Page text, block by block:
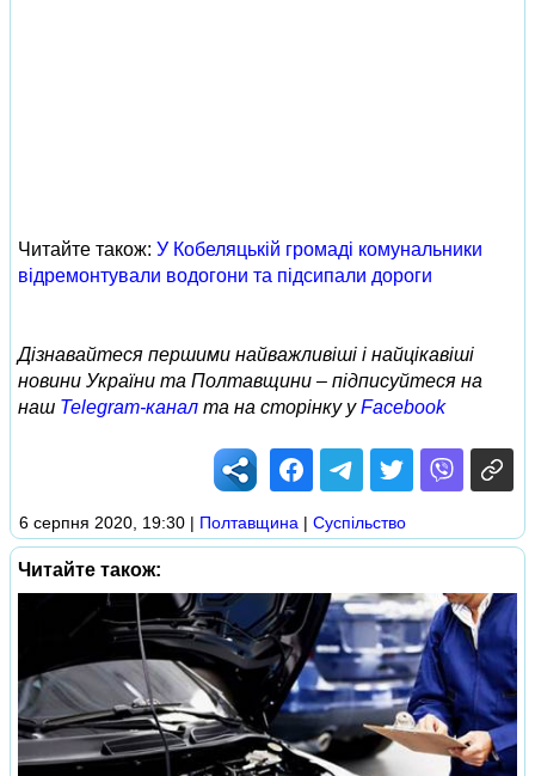
Читайте також: У Кобеляцькій громаді комунальники
відремонтували водогони та підсипали дороги
Дізнавайтеся першими найважливіші і найцікавіші
новини України та Полтавщини – підписуйтеся на
наш Telegram-канал та на сторінку уFacebook
6 серпня 2020, 19:30 | Полтавщина | Суспільство
Читайте також: